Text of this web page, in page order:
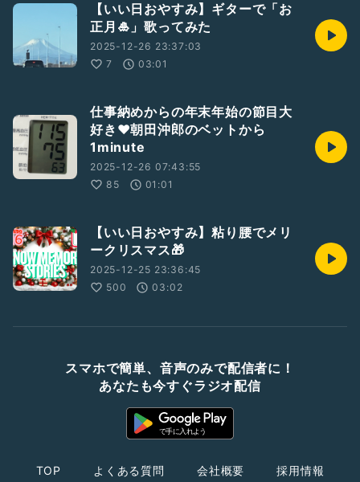
【いい日おやすみ】ギターで「お
正月🎍」歌ってみた
2025-12-26 23:37:03
7
03:01
仕事納めからの年末年始の節目大
好き❤朝田沖郎のベットから
1minute
2025-12-26 07:43:55
85
01:01
【いい日おやすみ】粘り腰でメリ
ークリスマス🎁
2025-12-25 23:36:45
500
03:02
スマホで簡単、音声のみで配信者に！
あなたも今すぐラジオ配信
TOP よくある質問 会社概要 採用情報